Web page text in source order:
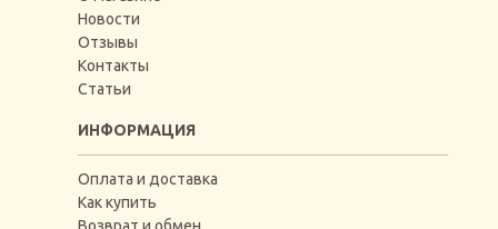
Новости
Отзывы
Контакты
Статьи
ИНФОРМАЦИЯ
Оплата и доставка
Как купить